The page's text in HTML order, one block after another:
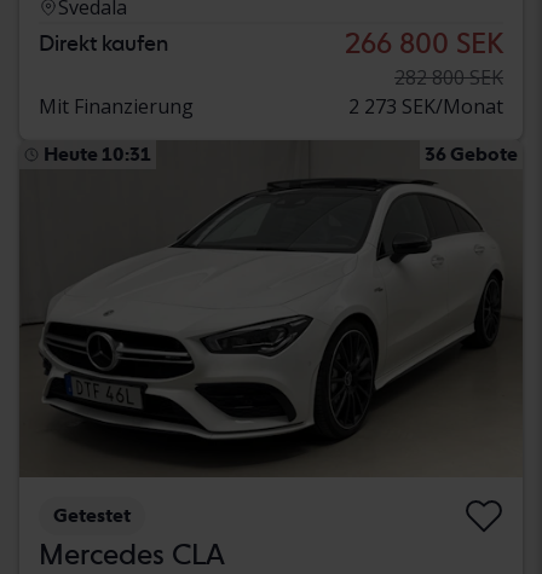
Svedala
Direkt kaufen 266 800 SEK
282 800 SEK
Mit Finanzierung
2 273 SEK/Monat
Heute 10:31 36 Gebote
Getestet
Mercedes CLA